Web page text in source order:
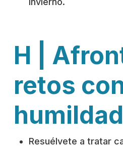
H |
retos
humildad
Resuélvete a tratar